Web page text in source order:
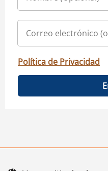
Política de Privacidad